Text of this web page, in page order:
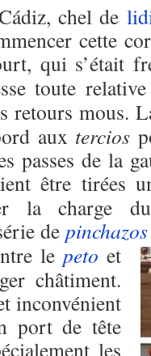
chel de
cette
qui s’était
toute
retours mous.
aux tercios
passes de la
être tirées
la charge
de pinchazos
lepeto et
châtiment.
inconvénient
port de tête
les